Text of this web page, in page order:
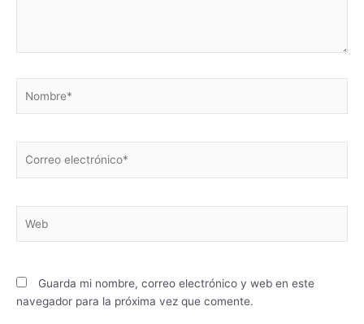
electrónico*
Guarda mi nombre, correo electrónico y web en este
navegador para la próxima vez que comente.